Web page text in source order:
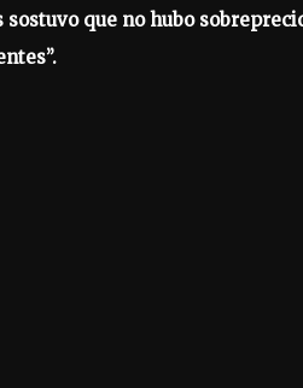
sostuvo que no hubo